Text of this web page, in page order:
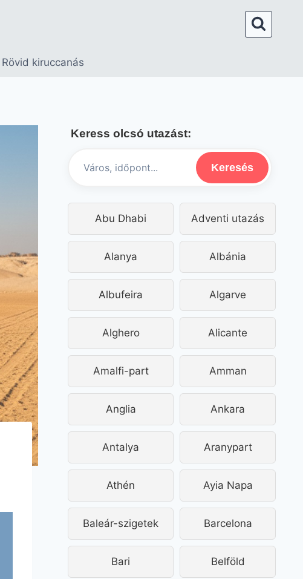
Rövid kiruccanás
Keress olcsó utazást:
Keresés
Abu Dhabi Adventi utazás
Alanya Albánia
Albufeira Algarve
Alghero Alicante
Amalfi-part Amman
Anglia Ankara
Antalya Aranypart
Athén Ayia Napa
Baleár-szigetek Barcelona
Bari Belföld